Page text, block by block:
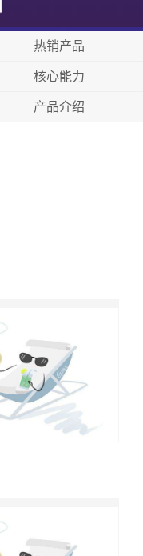
热销产品
核心能力
产品介绍